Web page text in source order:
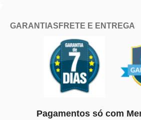
GARANTIAS FRETE E ENTREGA
Pagamentos só com